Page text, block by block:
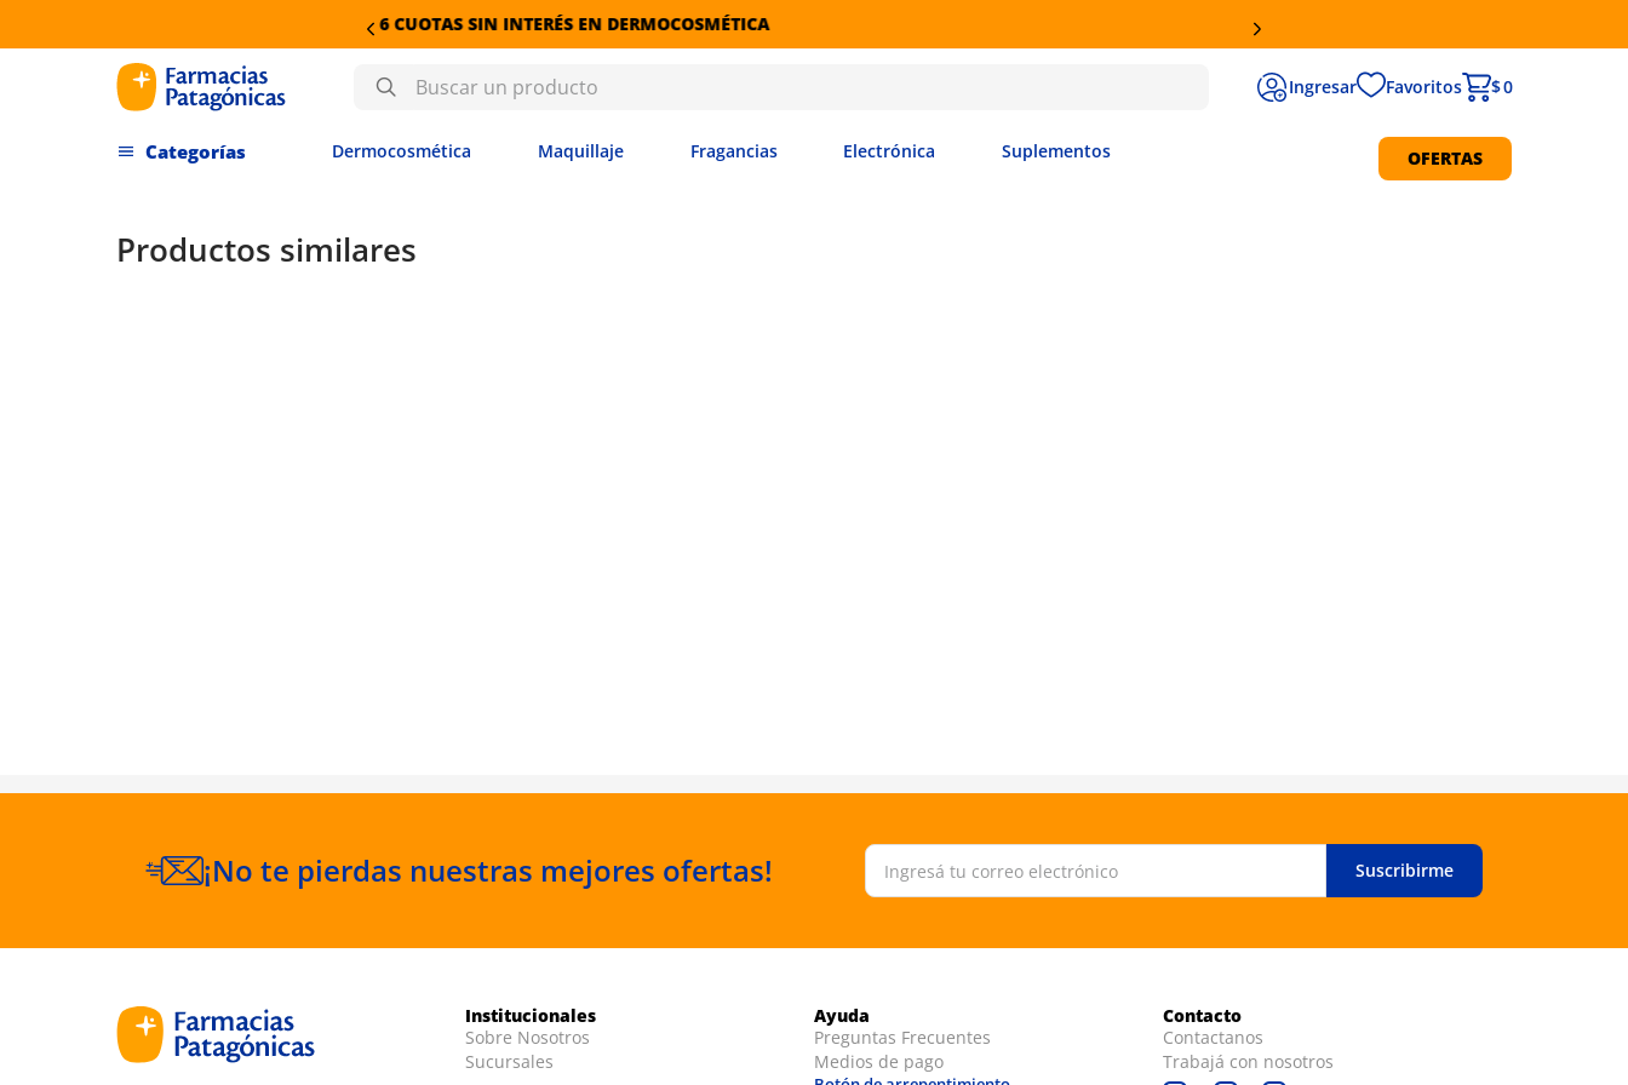
Buscar un producto Favoritos $ 0
Dermocosmética Maquillaje Fragancias Electrónica Suplementos OFERTAS
Productos similares
¡No te pierdas nuestras mejores ofertas! Suscribirme
Institucionales
Sobre Nosotros
Sucursales
Ayuda
Preguntas Frecuentes
Medios de pago
Contacto
Contactanos
Trabajá con nosotros